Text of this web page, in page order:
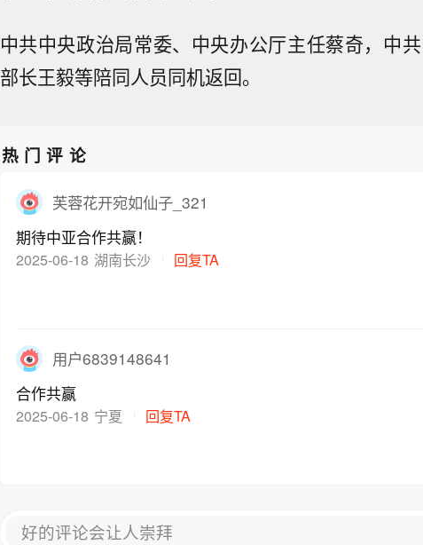
中共中央政治局常委、中央办公厅主任蔡奇，中
部长王毅等陪同人员同机返回。
热门评论
芙蓉花开宛如仙子_321
期待中亚合作共赢！
2025-06-18 湖南长沙 回复TA
用户6839148641
合作共赢
2025-06-18 宁夏 回复TA
好的评论会让人崇拜